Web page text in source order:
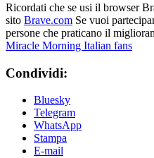
Ricordati che se usi il browser
sito Brave.com Se vuoi
persone che praticano il
Miracle Morning Italian fans
Condividi:
Bluesky
Telegram
WhatsApp
Stampa
E-mail